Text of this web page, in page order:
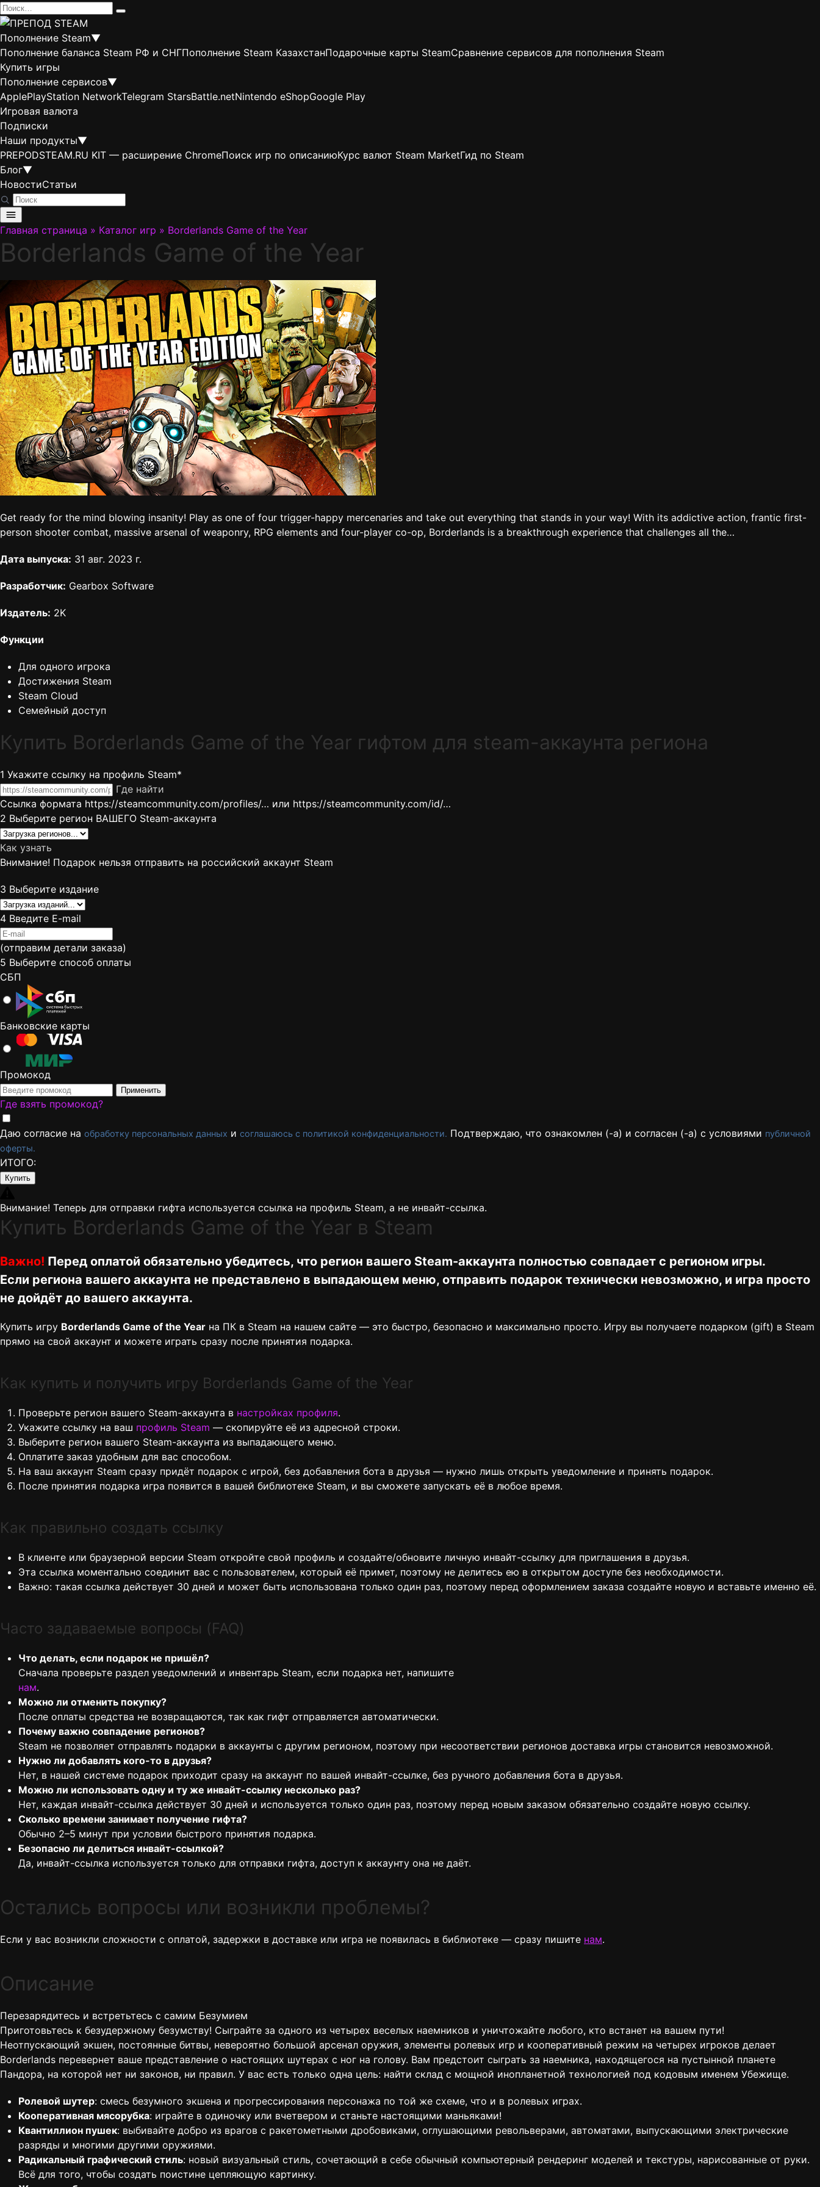
Перейти
к
содержанию
Search
for:
Пополнение Steam▼
Пополнение баланса Steam РФ и СНГПополнение Steam КазахстанПодарочные карты SteamСравнение сервисов для пополнения Steam
Купить игры
Пополнение сервисов▼
ApplePlayStation NetworkTelegram StarsBattle.netNintendo eShopGoogle Play
Игровая валюта
Подписки
Наши продукты▼
PREPODSTEAM.RU KIT — расширение ChromeПоиск игр по описаниюКурс валют Steam MarketГид по Steam
Блог▼
НовостиСтатьи
Главная страница » Каталог игр » Borderlands Game of the Year
Borderlands Game of the Year
Get ready for the mind blowing insanity! Play as one of four trigger-happy mercenaries and take out everything that stands in your way! With its addictive action, frantic first-
person shooter combat, massive arsenal of weaponry, RPG elements and four-player co-op, Borderlands is a breakthrough experience that challenges all the…
Дата выпуска: 31 авг. 2023 г.
Разработчик: Gearbox Software
Издатель: 2K
Функции
Для одного игрока
Достижения Steam
Steam Cloud
Семейный доступ
Купить Borderlands Game of the Year гифтом для steam-аккаунта региона
1 Укажите ссылку на профиль Steam*
Где найти
Ссылка формата https://steamcommunity.com/profiles/… или https://steamcommunity.com/id/…
2 Выберите регион ВАШЕГО Steam-аккаунта
Как узнать
Внимание! Подарок нельзя отправить на российский аккаунт Steam
3 Выберите издание
4 Введите E-mail
(отправим детали заказа)
5 Выберите способ оплаты
СБП
Банковские карты
Промокод
Применить
Где взять промокод?
Даю согласие на обработку персональных данных и соглашаюсь с политикой конфиденциальности. Подтверждаю, что ознакомлен (-а) и согласен (-а) с условиями публичной
оферты.
ИТОГО:
Купить
Внимание! Теперь для отправки гифта используется ссылка на профиль Steam, а не инвайт-ссылка.
Купить Borderlands Game of the Year в Steam
Важно! Перед оплатой обязательно убедитесь, что регион вашего Steam-аккаунта полностью совпадает с регионом игры.
Если региона вашего аккаунта не представлено в выпадающем меню, отправить подарок технически невозможно, и игра просто
не дойдёт до вашего аккаунта.
Купить игру Borderlands Game of the Year на ПК в Steam на нашем сайте — это быстро, безопасно и максимально просто. Игру вы получаете подарком (gift) в Steam
прямо на свой аккаунт и можете играть сразу после принятия подарка.
Как купить и получить игру Borderlands Game of the Year
Проверьте регион вашего Steam-аккаунта в настройках профиля.
Укажите ссылку на ваш профиль Steam — скопируйте её из адресной строки.
Выберите регион вашего Steam-аккаунта из выпадающего меню.
Оплатите заказ удобным для вас способом.
На ваш аккаунт Steam сразу придёт подарок с игрой, без добавления бота в друзья — нужно лишь открыть уведомление и принять подарок.
После принятия подарка игра появится в вашей библиотеке Steam, и вы сможете запускать её в любое время.
Как правильно создать ссылку
В клиенте или браузерной версии Steam откройте свой профиль и создайте/обновите личную инвайт-ссылку для приглашения в друзья.
Эта ссылка моментально соединит вас с пользователем, который её примет, поэтому не делитесь ею в открытом доступе без необходимости.
Важно: такая ссылка действует 30 дней и может быть использована только один раз, поэтому перед оформлением заказа создайте новую и вставьте именно её.
Часто задаваемые вопросы (FAQ)
Что делать, если подарок не пришёл?
Сначала проверьте раздел уведомлений и инвентарь Steam, если подарка нет, напишите
нам.
Можно ли отменить покупку?
После оплаты средства не возвращаются, так как гифт отправляется автоматически.
Почему важно совпадение регионов?
Steam не позволяет отправлять подарки в аккаунты с другим регионом, поэтому при несоответствии регионов доставка игры становится невозможной.
Нужно ли добавлять кого-то в друзья?
Нет, в нашей системе подарок приходит сразу на аккаунт по вашей инвайт-ссылке, без ручного добавления бота в друзья.
Можно ли использовать одну и ту же инвайт-ссылку несколько раз?
Нет, каждая инвайт-ссылка действует 30 дней и используется только один раз, поэтому перед новым заказом обязательно создайте новую ссылку.
Сколько времени занимает получение гифта?
Обычно 2–5 минут при условии быстрого принятия подарка.
Безопасно ли делиться инвайт-ссылкой?
Да, инвайт-ссылка используется только для отправки гифта, доступ к аккаунту она не даёт.
Остались вопросы или возникли проблемы?
Если у вас возникли сложности с оплатой, задержки в доставке или игра не появилась в библиотеке — сразу пишите нам.
Описание
Перезарядитесь и встретьтесь с самим Безумием
Приготовьтесь к безудержному безумству! Сыграйте за одного из четырех веселых наемников и уничтожайте любого, кто встанет на вашем пути!
Неотпускающий экшен, постоянные битвы, невероятно большой арсенал оружия, элементы ролевых игр и кооперативный режим на четырех игроков делает
Borderlands перевернет ваше представление о настоящих шутерах с ног на голову. Вам предстоит сыграть за наемника, находящегося на пустынной планете
Пандора, на которой нет ни законов, ни правил. У вас есть только одна цель: найти склад с мощной инопланетной технологией под кодовым именем Убежище.
Ролевой шутер: смесь безумного экшена и прогрессирования персонажа по той же схеме, что и в ролевых играх.
Кооперативная мясорубка: играйте в одиночку или вчетвером и станьте настоящими маньяками!
Квантиллион пушек: выбивайте добро из врагов с ракетометными дробовиками, оглушающими револьверами, автоматами, выпускающими электрические
разряды и многими другими оружиями.
Радикальный графический стиль: новый визуальный стиль, сочетающий в себе обычный компьютерный рендеринг моделей и текстуры, нарисованные от руки.
Всё для того, чтобы создать поистине цепляющую картинку.